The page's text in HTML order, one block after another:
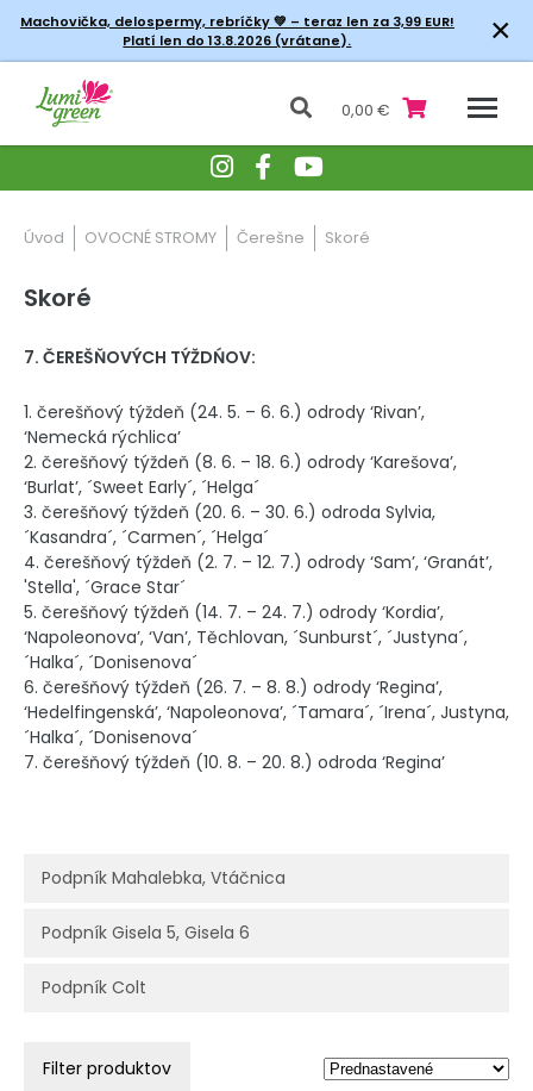
Machovička, delospermy, rebríčky💚 – teraz len za 3,99 EUR!
Platí len do 13.8.2026 (vrátane).
×
0,00 €
Úvod OVOCNÉ STROMY Čerešne Skoré
Skoré
7. ČEREŠŇOVÝCH TÝŽDŃOV:
1. čerešňový týždeň (24. 5. – 6. 6.) odrody ‘Rivan’,
‘Nemecká rýchlica’
2. čerešňový týždeň (8. 6. – 18. 6.) odrody ‘Karešova’,
‘Burlat’, ´Sweet Early´, ´Helga´
3. čerešňový týždeň (20. 6. – 30. 6.) odroda Sylvia,
´Kasandra´, ´Carmen´, ´Helga´
4. čerešňový týždeň (2. 7. – 12. 7.) odrody ‘Sam’, ‘Granát’,
'Stella', ´Grace Star´
5. čerešňový týždeň (14. 7. – 24. 7.) odrody ‘Kordia’,
‘Napoleonova’, ‘Van’, Těchlovan, ´Sunburst´, ´Justyna´,
´Halka´, ´Donisenova´
6. čerešňový týždeň (26. 7. – 8. 8.) odrody ‘Regina’,
‘Hedelfingenská’, ‘Napoleonova’, ´Tamara´, ´Irena´, Justyna,
´Halka´, ´Donisenova´
7. čerešňový týždeň (10. 8. – 20. 8.) odroda ‘Regina’
Podpník Mahalebka, Vtáčnica
Podpník Gisela 5, Gisela 6
Podpník Colt
Filter produktov